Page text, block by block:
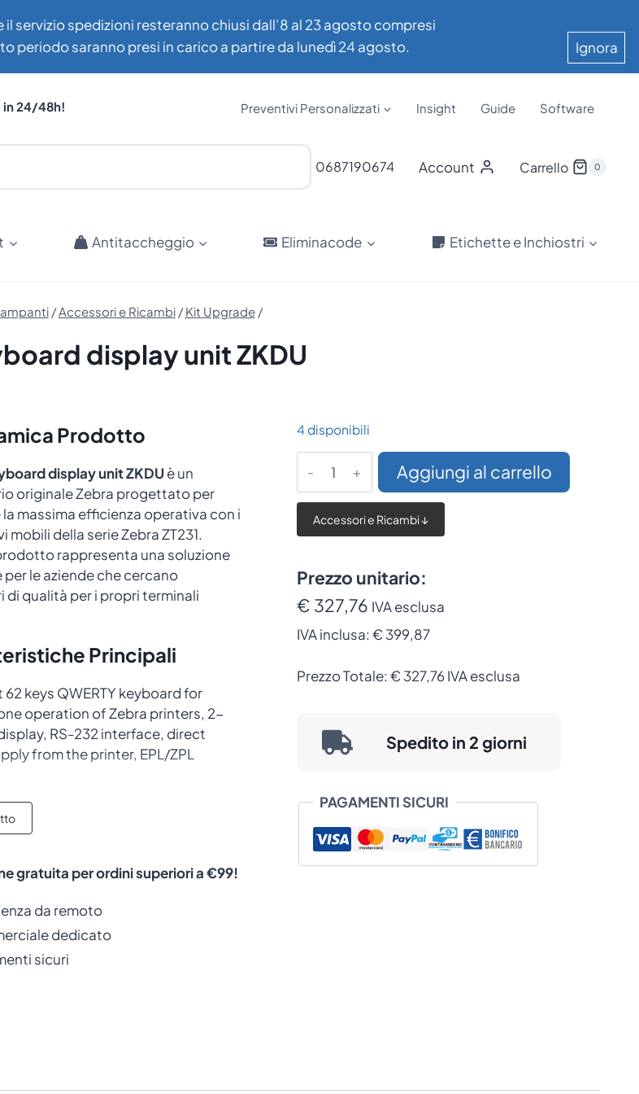
servizio spedizioni resteranno chiusi dall’8 al 23 agosto compresi
periodo saranno presi in carico a partire da lunedì 24 agosto.
Ignora
in 24/48h! Preventivi Personalizzati Insight Guide Software
0687190674 Account Carrello 0
Antitaccheggio Eliminacode Etichette e Inchiostri
/Accessori e Ricambi / Kit Upgrade /
display unit ZKDU
Prodotto
display unit ZKDUè un
originale Zebra progettato per
massima efficienza operativa con i
mobili della serie Zebra ZT231.
rappresenta una soluzione
le aziende che cercano
di qualità per i propri terminali
Principali
keys QWERTY keyboard for
operation of Zebra printers, 2-
RS-232 interface, direct
from the printer, EPL/ZPL
prodotto:
Zebra
del produttore
è compatibile con i
dispositivi:
gratuita per ordini superiori a €99!
da remoto
dedicato
sicuri
4 disponibili
display
unit
quantità
Aggiungi al carrello
Accessori e Ricambi ↓
Prezzo unitario:
€ 327,76 IVA esclusa
IVA inclusa: € 399,87
Prezzo Totale: € 327,76IVA esclusa
Spedito in 2 giorni
PAGAMENTI SICURI